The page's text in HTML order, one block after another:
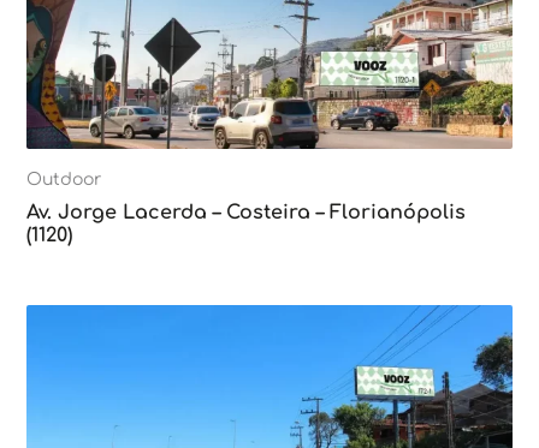
Outdoor
Av. Jorge Lacerda – Costeira – Florianópolis
(1120)